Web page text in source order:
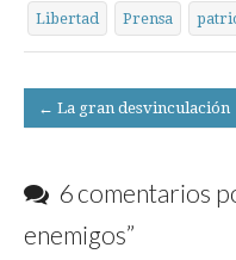
Libertad Prensa
Post
navigation
← La gran desvinculación
6 comentarios
enemigos”